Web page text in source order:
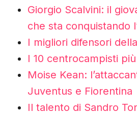
Giorgio Scalvini: il
che sta conquistando
I migliori difensori
I 10 centrocampisti
Moise Kean:
Juventus e Fiorentina
Il talento di Sandro